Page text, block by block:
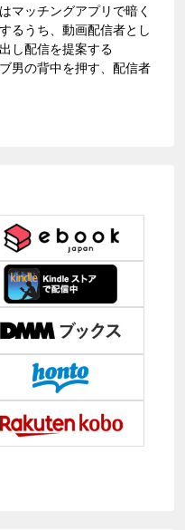
マッチングアプリで暗く
るうち、動画配信者とし
し配信を提案する
男の背中を押す、配信者